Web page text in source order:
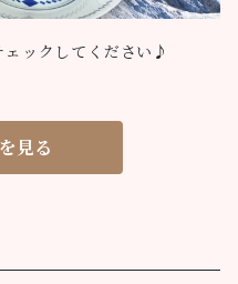
ックしてください♪
見る